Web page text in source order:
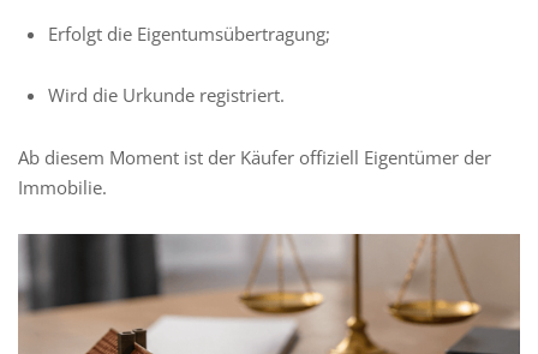
Erfolgt die Eigentumsübertragung;
Wird die Urkunde registriert.
Ab diesem Moment ist der Käufer offiziell Eigentümer der
Immobilie.